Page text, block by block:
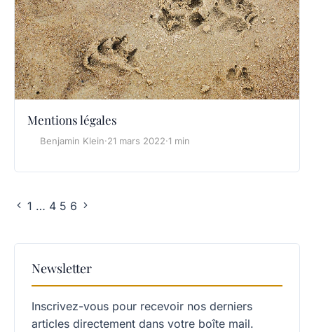
Mentions légales
Benjamin Klein·21 mars 2022·1 min
1 … 4 5 6
Newsletter
Inscrivez-vous pour recevoir nos derniers
articles directement dans votre boîte mail.